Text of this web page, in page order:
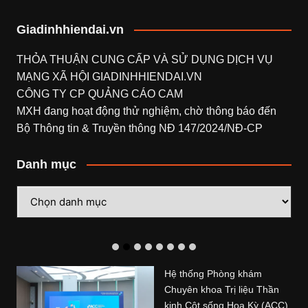
Giadinhhiendai.vn
THỎA THUẬN CUNG CẤP VÀ SỬ DỤNG DỊCH VỤ
MẠNG XÃ HỘI GIADINHHIENDAI.VN
CÔNG TY CP QUẢNG CÁO CAM
MXH đang hoạt động thử nghiệm, chờ thông báo đến
Bộ Thông tin & Truyền thông NĐ 147/2024/NĐ-CP
Danh mục
mục
Hệ thống Phòng khám
Chuyên khoa Trị liệu Thần
kinh Cột sống Hoa Kỳ (ACC)